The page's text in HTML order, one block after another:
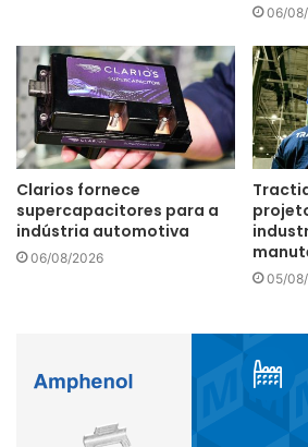
energia solar fotovoltaica
06/
Clarios fornece
supercapacitores para a
indústria automotiva
06/08/2026
05/